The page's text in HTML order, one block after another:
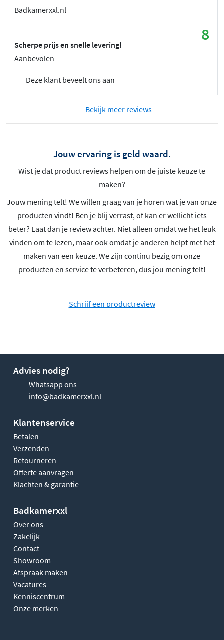
Badkamerxxl.nl
8
Scherpe prijs en snelle levering!
Aanbevolen
Deze klant beveelt ons aan
Bekijk meer reviews
Jouw ervaring is geld waard.
Wist je dat product reviews helpen om de juiste keuze te
maken?
Jouw mening telt! We willen graag van je horen wat je van onze
producten vindt! Ben je blij verrast, of kan er wellicht iets
beter? Laat dan je review achter. Niet alleen omdat we het leuk
vinden om te lezen, maar ook omdat je anderen helpt met het
maken van een keuze. We zijn continu bezig om onze
producten en service te verbeteren, dus jou mening telt!
Schrijf een productreview
Advies nodig?
Whatsapp ons
info@badkamerxxl.nl
Klantenservice
Betalen
Verzenden
Retourneren
Offerte aanvragen
Klachten & garantie
Badkamerxxl
Over ons
Zakelijk
Contact
Showroom
Afspraak maken
Vacatures
Kenniscentrum
Onze merken